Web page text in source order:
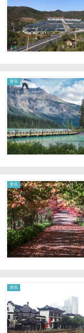
资讯
资讯
资讯